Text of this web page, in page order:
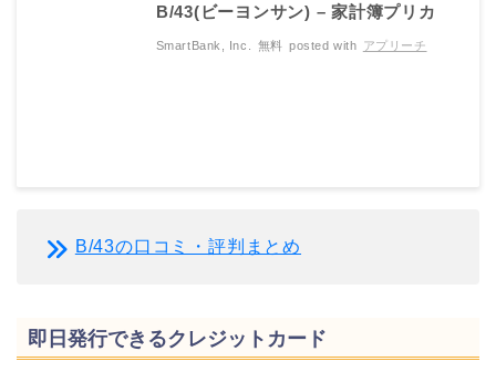
B/43(ビーヨンサン) – 家計簿プリカ
SmartBank, Inc. 無料 posted with アプリーチ
B/43の口コミ・評判まとめ
即日発行できるクレジットカード